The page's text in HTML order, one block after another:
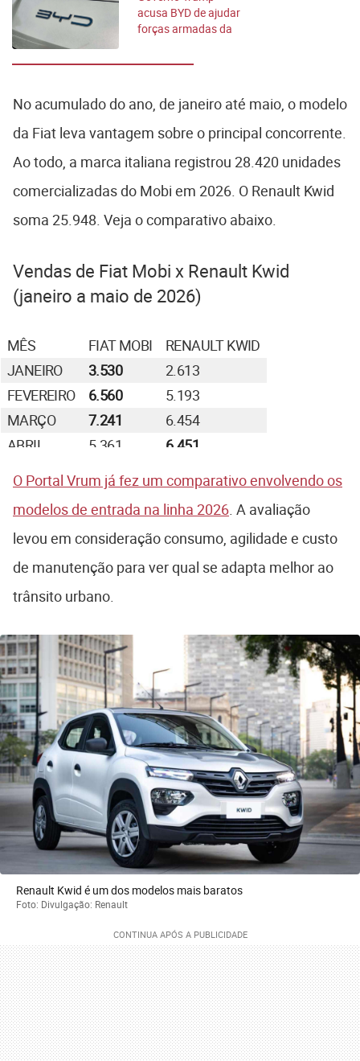
acusa BYD de ajudar
forças armadas da
No acumulado do ano, de janeiro até maio, o modelo
da Fiat leva vantagem sobre o principal concorrente.
Ao todo, a marca italiana registrou 28.420 unidades
comercializadas do Mobi em 2026. O Renault Kwid
soma 25.948. Veja o comparativo abaixo.
Vendas de Fiat Mobi x Renault Kwid
(janeiro a maio de 2026)
MÊS FIAT MOBI
RENAULT KWID
JANEIRO
3.530
2.613
FEVEREIRO
6.560
5.193
MARÇO
7.241
6.454
ABRIL
5.361
6.451
O Portal Vrum já fez um comparativo envolvendo os
modelos de entrada na linha 2026 . A avaliação
levou em consideração consumo, agilidade e custo
de manutenção para ver qual se adapta melhor ao
trânsito urbano.
Renault Kwid é um dos modelos mais baratos
Foto: Divulgação: Renault